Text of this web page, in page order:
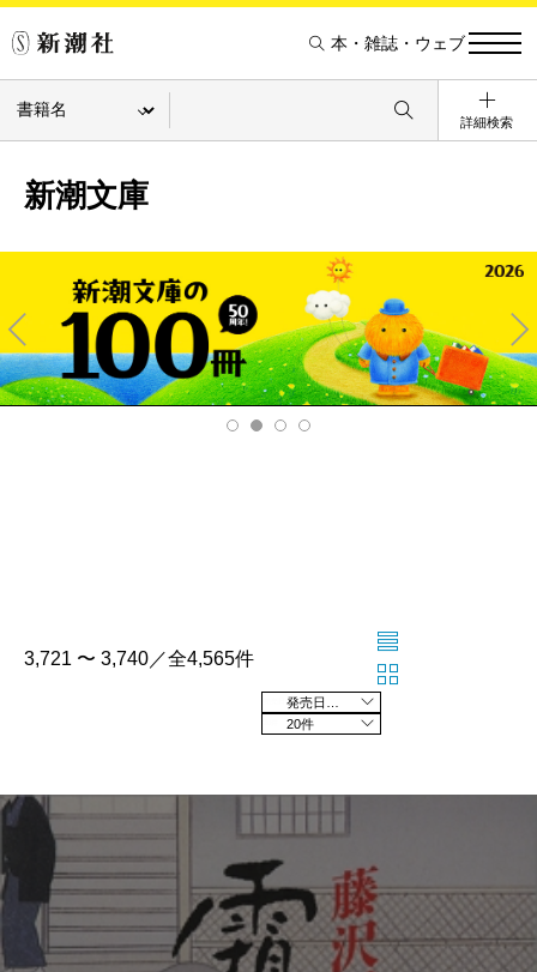
本・雑誌・ウェブ
詳細検索
新潮文庫
Pre
v
Ne
xt
3,721 〜 3,740／全4,565件
20件